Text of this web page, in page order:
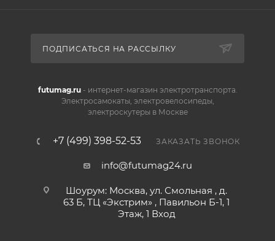
ПОДПИСАТЬСЯ НА РАССЫЛКУ
futumag.ru- интернет-магазин электротранспорта.
Электросамокаты, электровелосипеды,
электроскутеры в Москве
+7 (499) 398-52-53 ЗАКАЗАТЬ ЗВОНОК
info@futumag24.ru
Шоурум: Москва, ул. Смольная , д.
63 Б, ТЦ «Экстрим» , Павильон Б-1, 1
Этаж, 1 Вход